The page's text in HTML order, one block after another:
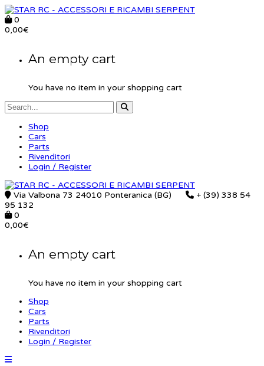
0
0,00€
An empty cart
You have no item in your shopping cart
Shop
Cars
Parts
Rivenditori
Login / Register
Via Valbona 73 24010 Ponteranica (BG)
+ (39) 338 54
95 132
0
0,00€
An empty cart
You have no item in your shopping cart
Shop
Cars
Parts
Rivenditori
Login / Register